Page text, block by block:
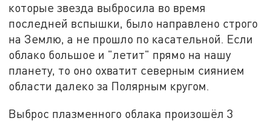
которые звезда выбросила во время
последней вспышки, было направлено строго
на Землю, а не прошло по касательной. Если
облако большое и "летит" прямо на нашу
планету, то оно охватит северным сиянием
области далеко за Полярным кругом.
Выброс плазменного облака произошёл 3